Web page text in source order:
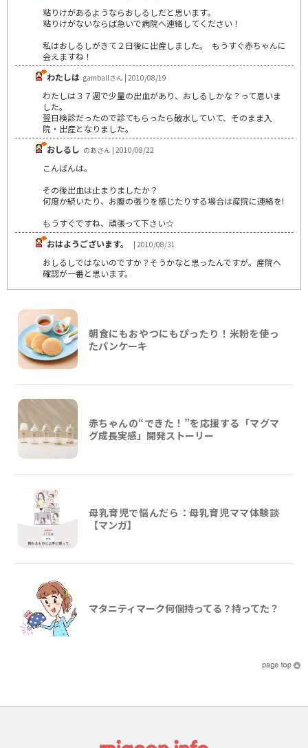
粘りけがあるようならおしるしだと思います｡
粘りけがないならば急いで病院へ連絡してください！
私はおしるしがきて２日後に出産しました｡ もうすぐ赤ちゃんに
会えますね！
わたしは gamballさん | 2010/08/19
わたしは３７週で少量の出血があり、おしるしかな？って思いま
した。
翌日検診だったので診てもらったら破水していて、そのまま入
院・出産となりました。
おしるし のあさん | 2010/08/22
こんばんは。
その後出血は止まりましたか？
何度か続いたり、お腹の張りを感じたりする場合は産院に連絡を!
もうすぐですね、頑張って下さい☆
おはようございます。
| 2010/08/31
おしるしではないのですか？そうかなと思ったんですが。産院へ
確認が一番と思います。
朝食にもおやつにもぴったり！米粉を使っ
たパンケーキ
赤ちゃんの“できた！”を応援する「マグマ
グ成長実感」開発ストーリー
母乳育児で悩んだら：母乳育児ママ体験談
【マンガ】
マタニティマーク何個持ってる？持ってた？